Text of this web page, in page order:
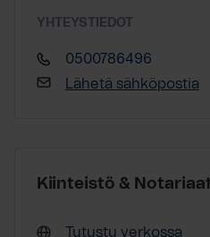
YHTEYSTIEDOT
0500786496
Lähetä sähköpostia
Kiinteistö &
Tutustu verkossa